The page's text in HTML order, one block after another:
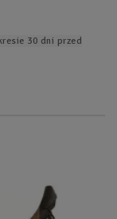
30 dni przed